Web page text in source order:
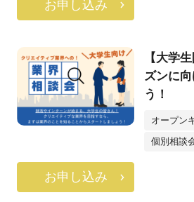
お申し込み
【大学
ズンに
う！
オープン
個別相談
お申し込み